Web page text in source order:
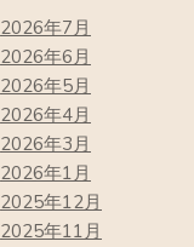
2026年7月
2026年6月
2026年5月
2026年4月
2026年3月
2026年1月
2025年12月
2025年11月